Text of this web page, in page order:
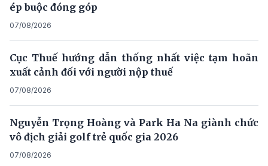
ép buộc đóng góp
07/08/2026
Cục Thuế hướng dẫn thống nhất việc tạm hoãn
xuất cảnh đối với người nộp thuế
07/08/2026
Nguyễn Trọng Hoàng và Park Ha Na giành chức
vô địch giải golf trẻ quốc gia 2026
07/08/2026